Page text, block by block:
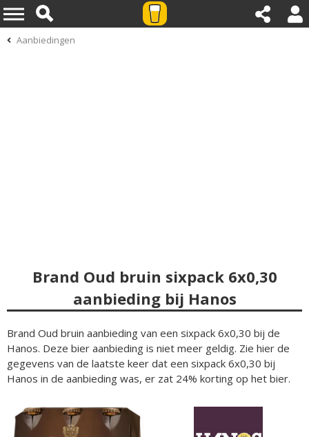
Aanbiedingen
Brand Oud bruin sixpack 6x0,30
aanbieding bij Hanos
Brand Oud bruin aanbieding van een sixpack 6x0,30 bij de
Hanos. Deze bier aanbieding is niet meer geldig. Zie hier de
gegevens van de laatste keer dat een sixpack 6x0,30 bij
Hanos in de aanbieding was, er zat 24% korting op het bier.